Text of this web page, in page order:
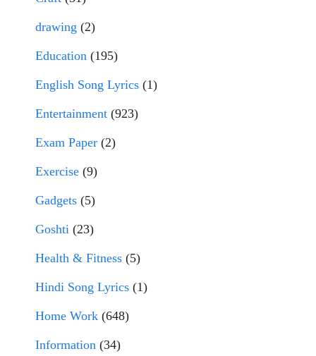
drawing (2)
Education (195)
English Song Lyrics (1)
Entertainment (923)
Exam Paper (2)
Exercise (9)
Gadgets (5)
Goshti (23)
Health & Fitness (5)
Hindi Song Lyrics (1)
Home Work (648)
Information (34)